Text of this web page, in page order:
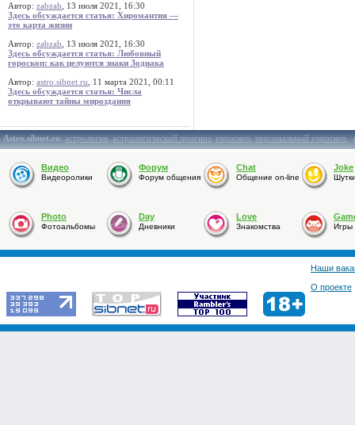
Автор: zabzab , 13 июля 2021, 16:30
Здесь обсуждается статья: Хиромантия —
это карта жизни
Автор: zabzab , 13 июля 2021, 16:30
Здесь обсуждается статья: Любовный
гороскоп: как целуются знаки Зодиака
Автор: astro.sibnet.ru , 11 марта 2021, 00:11
Здесь обсуждается статья: Числа
открывают тайны мироздания
Astro.sibnet.ru:астрология,астрологический прогноз,гороскоп,персональный гороскоп,
Видео
Видеоролики
Форум
Форум общения
Chat
Общение on-line
Joke
Photo
Фотоальбомы
Day
Дневники
Love
Знакомства Игры
Наши
О проекте